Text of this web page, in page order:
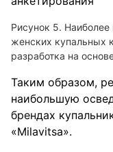
Рисунок 5.
женских купальных
разработка на
Таким образом,
наибольшую
брендах
«Milavitsa».